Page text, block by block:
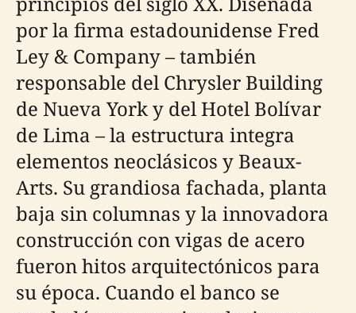
por la firma estadounidense Fred
Ley & Company – también
responsable del Chrysler Building
de Nueva York y del Hotel Bolívar
de Lima – la estructura integra
elementos neoclásicos y Beaux-
Arts. Su grandiosa fachada, planta
baja sin columnas y la innovadora
construcción con vigas de acero
fueron hitos arquitectónicos para
su época. Cuando el banco se